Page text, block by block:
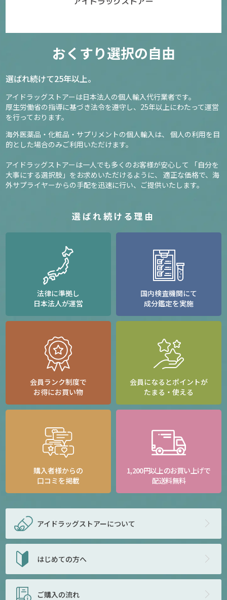
おくすり選択の自由
選ばれ続けて25年以上。
アイドラッグストアーは日本法人の個人輸入代行業者です。
厚生労働省の指導に基づき法令を遵守し、 25年以上にわたって運営
を行っております。
海外医薬品・化粧品・サプリメントの個人輸入は、
個人の利用を目
的とした場合のみご利用いただけます。
アイドラッグストアーは一人でも多くのお客様が安心して
「自分を
大事にする選択肢」をお求めいただけるように、
適正な価格で、海
外サプライヤーからの手配を迅速に行い、ご提供いたします。
選ばれ続ける理由
法律に準拠し
日本法人が運営
国内検査機関にて
成分鑑定を実施
会員ランク制度で
お得にお買い物
会員になるとポイントが
たまる・使える
購入者様からの
口コミを掲載
1,200円以上のお買い上げで
配送料無料
アイドラッグストアーについて
はじめての方へ
ご購入の流れ